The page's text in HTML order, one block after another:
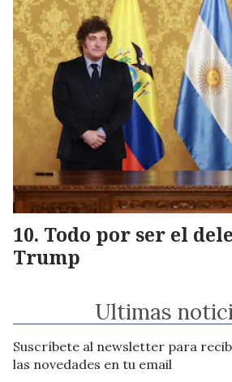
Todo por ser el
Trump
Ultimas
Suscríbete al newsletter para
las novedades en tu email